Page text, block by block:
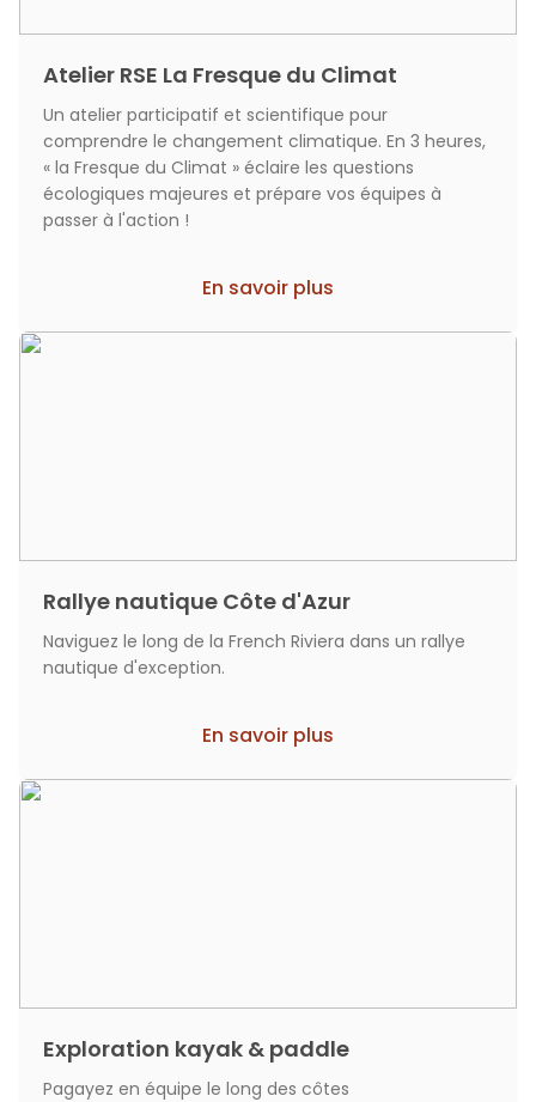
Atelier RSE La Fresque du Climat
Un atelier participatif et scientifique pour
comprendre le changement climatique. En 3 heures,
« la Fresque du Climat » éclaire les questions
écologiques majeures et prépare vos équipes à
passer à l'action !
En savoir plus
Rallye nautique Côte d'Azur
Naviguez le long de la French Riviera dans un rallye
nautique d'exception.
En savoir plus
Exploration kayak & paddle
Pagayez en équipe le long des côtes